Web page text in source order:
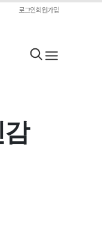
로그인회원가입